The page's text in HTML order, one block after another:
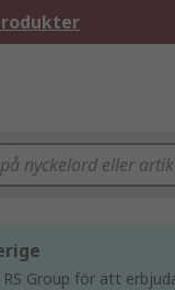
Group för att